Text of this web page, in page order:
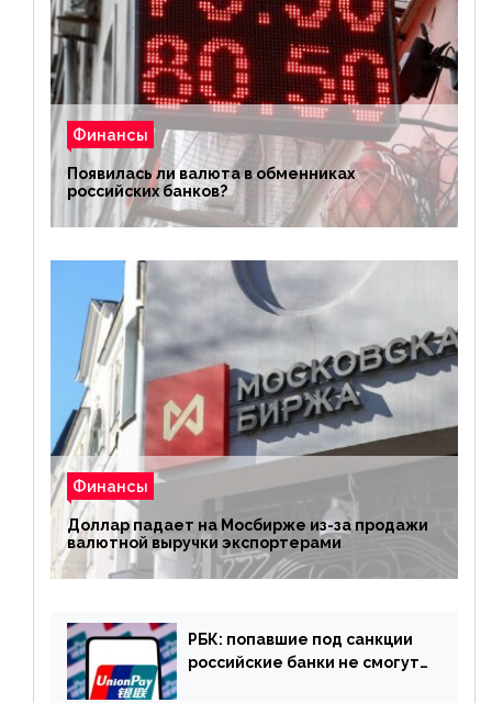
Финансы
Появилась ли валюта в обменниках
российских банков?
Финансы
Доллар падает на Мосбирже из-за продажи
валютной выручки экспортерами
РБК: попавшие под санкции
российские банки не смогут